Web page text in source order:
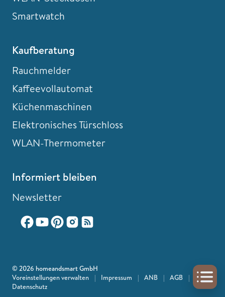
Smartwatch
Kaufberatung
Rauchmelder
Kaffeevollautomat
Küchenmaschinen
Elektronisches Türschloss
WLAN-Thermometer
Informiert bleiben
Newsletter
© 2026 homeandsmart GmbH
Voreinstellungen verwalten
| Impressum | ANB | AGB
|
Datenschutz